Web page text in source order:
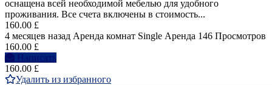
оснащена всей необходимой мебелью для удобного
проживания. Все счета включены в стоимость...
160.00 £
4 месяцев назад Аренда комнат Single Аренда 146 Просмотров
160.00 £
Написать
160.00 £
Удалить из избранного